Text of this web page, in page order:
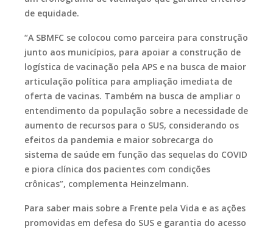
de equidade.
“A SBMFC se colocou como parceira para construção
junto aos municípios, para apoiar a construção de
logística de vacinação pela APS e na busca de maior
articulação política para ampliação imediata de
oferta de vacinas. Também na busca de ampliar o
entendimento da população sobre a necessidade de
aumento de recursos para o SUS, considerando os
efeitos da pandemia e maior sobrecarga do
sistema de saúde em função das sequelas do COVID
e piora clínica dos pacientes com condições
crônicas”, complementa Heinzelmann.
Para saber mais sobre a Frente pela Vida e as ações
promovidas em defesa do SUS e garantia do acesso